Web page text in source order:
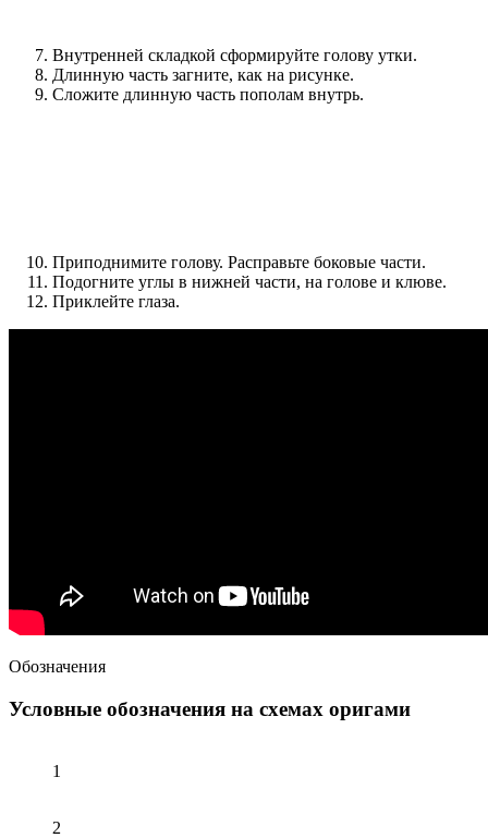
Внутренней складкой сформируйте голову утки.
Длинную часть загните, как на рисунке.
Сложите длинную часть пополам внутрь.
Приподнимите голову. Расправьте боковые части.
Подогните углы в нижней части, на голове и клюве.
Приклейте глаза.
Обозначения
Условные обозначения на схемах оригами
1
2